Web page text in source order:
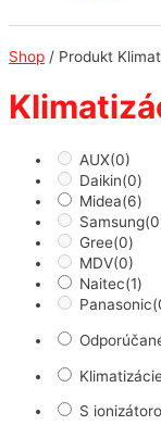
Shop / Produkt
AUX(0)
Daikin(0)
Midea(6)
Samsung
Gree(0)
MDV(0)
Naitec(1)
Panasonic
S